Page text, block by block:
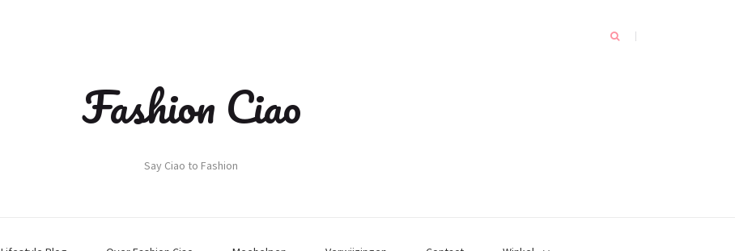
Fashion Ciao
Say Ciao to Fashion